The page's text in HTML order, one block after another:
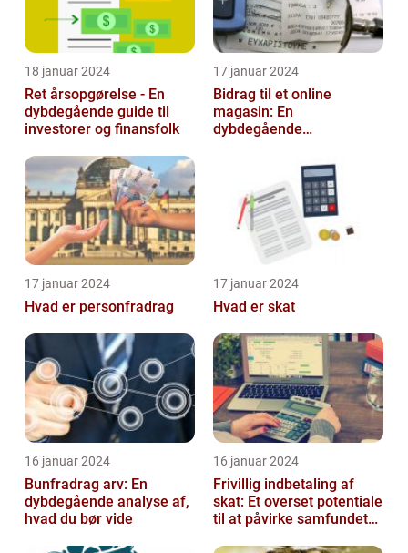
18 januar 2024
Ret årsopgørelse - En
dybdegående guide til
investorer og finansfolk
17 januar 2024
Bidrag til et online
magasin: En
dybdegående
betydningen og
udviklingen over tid
17 januar 2024
Hvad er personfradrag
17 januar 2024
Hvad er skat
16 januar 2024
Bunfradrag arv: En
dybdegående analyse af,
hvad du bør vide
16 januar 2024
Frivillig indbetaling af
skat: Et overset potentiale
til at påvirke samfundet